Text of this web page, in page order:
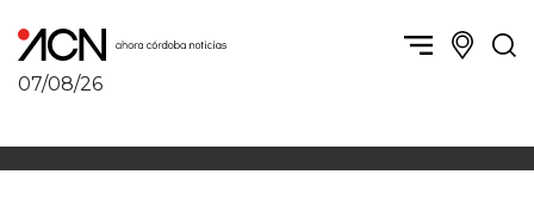
07/08/26
Política y Economía
Córdoba obrera
Córdoba, la ciudad